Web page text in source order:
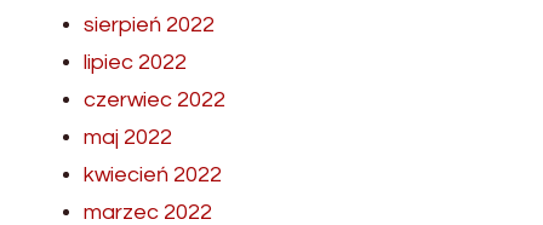
sierpień 2022
lipiec 2022
czerwiec 2022
maj 2022
kwiecień 2022
marzec 2022